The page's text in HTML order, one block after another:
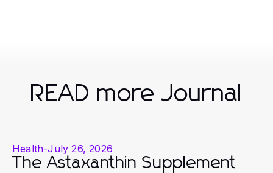
READ more Journal
Health-July 26, 2026
The Astaxanthin Supplement